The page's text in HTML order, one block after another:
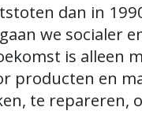
dan in
we socialer
is alleen
producten en
te repareren,